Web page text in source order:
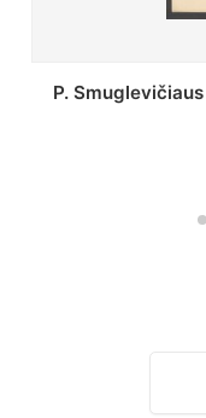
Stepono Batoro